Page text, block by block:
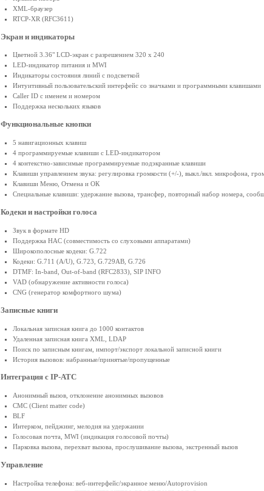
XML-браузер
RTCP-XR (RFC3611)
Экран и индикаторы
Цветной 3.36" LCD-экран с разрешением 320 х 240
LED-индикатор питания и MWI
Индикаторы состояния линий с подсветкой
Интуитивный пользовательский интерфейс со значками и программными клавишами
Caller ID с именем и номером
Поддержка нескольких языков
Функциональные кнопки
5 навигационных клавиш
4 программируемые клавиши с LED-индикатором
4 контекстно-зависимые программируемые подэкранные клавиши
Клавиши управлением звука: регулировка громкости (+/-), выкл./вкл. микрофона,
Клавиши Меню, Отмена и ОК
Специальные клавиши: удержание вызова, трансфер, повторный набор номера,
Кодеки и настройки голоса
Звук в формате HD
Поддержка HAC (совместимость со слуховыми аппаратами)
Широкополосные кодеки: G.722
Кодеки: G.711 (A/U), G.723, G.729AB, G.726
DTMF: In-band, Out-of-band (RFC2833), SIP INFO
VAD (обнаружение активности голоса)
CNG (генератор комфортного шума)
Записные книги
Локальная записная книга до 1000 контактов
Удаленная записная книга XML, LDAP
Поиск по записным книгам, импорт/экспорт локальной записной книги
История вызовов: набранные/принятые/пропущенные
Интеграция с IP-АТС
Анонимный вызов, отклонение анонимных вызовов
CMC (Client matter code)
BLF
Интерком, пейджинг, мелодия на удержании
Голосовая почта, MWI (индикация голосовой почты)
Парковка вызова, перехват вызова, прослушивание вызова, экстренный вызов
Управление
Настройка телефона: веб-интерфейс/экранное меню/Autoprovision